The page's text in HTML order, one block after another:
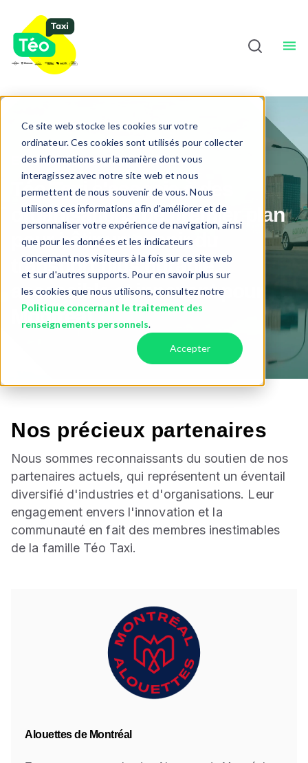
Ce site web stocke les cookies sur votre
ordinateur. Ces cookies sont utilisés pour collecter
des informations sur la manière dont vous
interagissez avec notre site web et nous
permettent de nous souvenir de vous. Nous
utilisons ces informations afin d'améliorer et de
personnaliser votre expérience de navigation, ainsi
que pour les données et les indicateurs
concernant nos visiteurs à la fois sur ce site web
et sur d'autres supports. Pour en savoir plus sur
les cookies que nous utilisons, consultez notre
Politique concernant le traitement des
renseignements personnels.
Accepter
À Propos
Français
Ensemble, changeons la donne
Téo Taxi s'associe à des
organisations de premier plan
pour bâtir un avenir du
transport plus durable,
accessible et innovant pour
Montréal.
Nos précieux partenaires
Nous sommes reconnaissants du soutien de nos
partenaires actuels, qui représentent un éventail
diversifié d'industries et d'organisations. Leur
engagement envers l'innovation et la
communauté en fait des membres inestimables
de la famille Téo Taxi.
Alouettes de Montréal